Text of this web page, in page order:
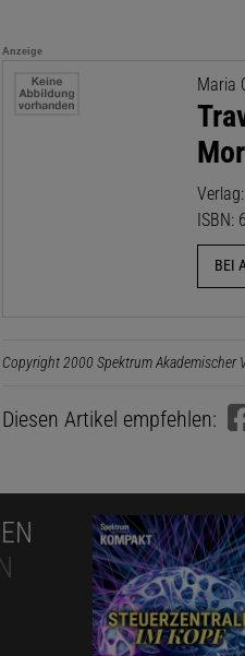
Anzeige
Maria
ISBN:
BEI
Copyright 2000 Spektrum Akademischer
Diesen Artikel empfehlen: